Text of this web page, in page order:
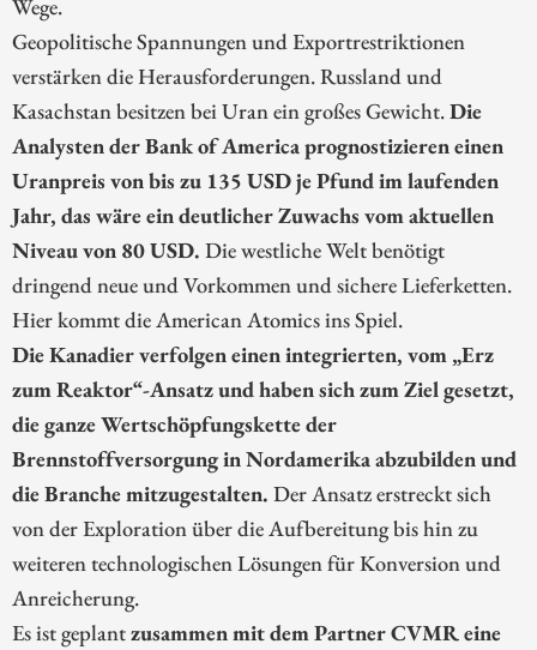
Wege.
Geopolitische Spannungen und Exportrestriktionen
verstärken die Herausforderungen. Russland und
Kasachstan besitzen bei Uran ein großes Gewicht.Die
Analysten der Bank of America prognostizieren einen
Uranpreis von bis zu 135 USD je Pfund im laufenden
Jahr, das wäre ein deutlicher Zuwachs vom aktuellen
Niveau von 80 USD. Die westliche Welt benötigt
dringend neue und Vorkommen und sichere Lieferketten.
Hier kommt die American Atomics ins Spiel.
Die Kanadier verfolgen einen integrierten, vom „Erz
zum Reaktor“-Ansatz und haben sich zum Ziel gesetzt,
die ganze Wertschöpfungskette der
Brennstoffversorgung in Nordamerika abzubilden und
die Branche mitzugestalten. Der Ansatz erstreckt sich
von der Exploration über die Aufbereitung bis hin zu
weiteren technologischen Lösungen für Konversion und
Anreicherung.
Es ist geplantzusammen mit dem Partner CVMR eine